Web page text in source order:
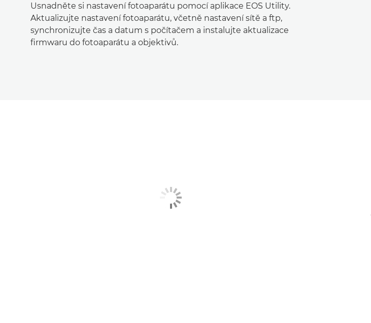
Usnadněte si nastavení fotoaparátu pomocí aplikace EOS Utility.
Aktualizujte nastavení fotoaparátu, včetně nastavení sítě a ftp,
synchronizujte čas a datum s počítačem a instalujte aktualizace
firmwaru do fotoaparátu a objektivů.